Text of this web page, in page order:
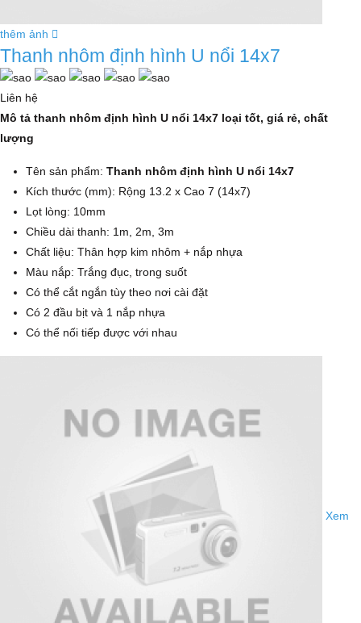
thêm ảnh
Thanh nhôm định hình U nổi 14x7
Liên hệ
Mô tả thanh nhôm định hình U nổi 14x7 loại tốt, giá rẻ, chất
lượng
Tên sản phẩm: Thanh nhôm định hình U nổi 14x7
Kích thước (mm): Rộng 13.2 x Cao 7 (14x7)
Lọt lòng: 10mm
Chiều dài thanh: 1m, 2m, 3m
Chất liệu: Thân hợp kim nhôm + nắp nhựa
Màu nắp: Trắng đục, trong suốt
Có thể cắt ngắn tùy theo nơi cài đặt
Có 2 đầu bịt và 1 nắp nhựa
Có thể nối tiếp được với nhau
Xem